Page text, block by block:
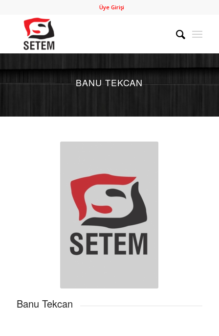
Üye Girişi
BANU TEKCAN
Banu Tekcan